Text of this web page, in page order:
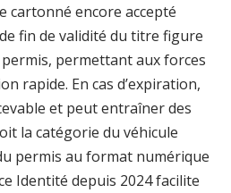
cartonné encore accepté
fin de validité du titre figure
permettant aux forces
rapide. En cas d’expiration,
et peut entraîner des
la catégorie du véhicule
permis au format numérique
Identité depuis 2024 facilite